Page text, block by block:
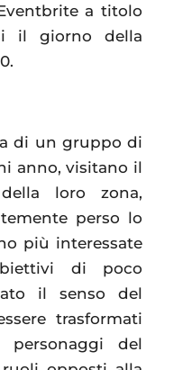
a titolo
il giorno della
di un gruppo di
anno, visitano il
loro zona,
perso lo
più interessate
di poco
il senso del
trasformati
personaggi del